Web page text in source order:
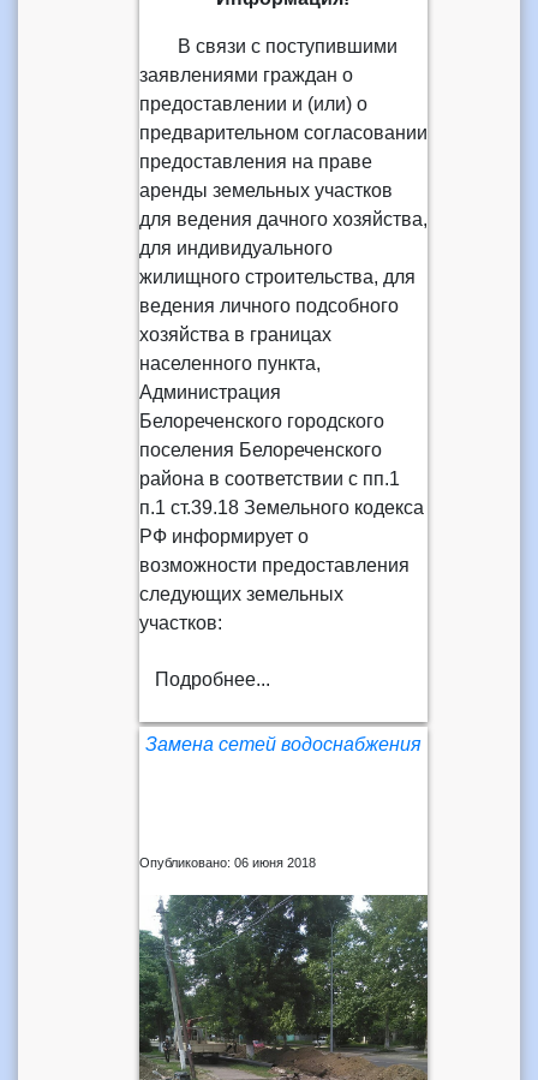
В связи с поступившими
заявлениями граждан о
предоставлении и (или) о
предварительном согласовании
предоставления на праве
аренды земельных участков
для ведения дачного хозяйства,
для индивидуального
жилищного строительства, для
ведения личного подсобного
хозяйства в границах
населенного пункта,
Администрация
Белореченского городского
поселения Белореченского
района в соответствии с пп.1
п.1 ст.39.18 Земельного кодекса
РФ информирует о
возможности предоставления
следующих земельных
участков:
Подробнее...
Замена сетей водоснабжения
Опубликовано: 06 июня 2018